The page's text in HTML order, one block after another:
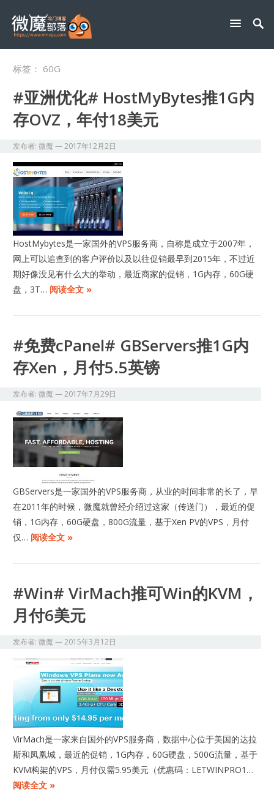
标签： 60G
#亚洲优化# HostMyBytes推1G内
存OVZ，年付18美元
发布者:微魔—2017年12月2日
HostMybytes是一家国外的VPS服务商，自称是成立于2007年，
网上可以追查到的客户评价以及以往促销最早到2015年，不过近
期好像没见有什么大的举动，最近商家的促销，1G内存，60G硬
盘，3T… 阅读全文 »
#免费cPanel# GBServers推1G内
存Xen，月付5.5英镑
发布者:微魔—2017年7月29日
GBServers是一家国外的VPS服务商，从业的时间非常的长了，早
在2011年的时候，微魔就曾经介绍过这家（传送门），最近的促
销，1G内存，60G硬盘，800G流量，基于Xen PV的VPS，月付
仅… 阅读全文 »
#Win# VirMach推可Win的KVM，
月付6美元
发布者:微魔—2015年3月12日
VirMach是一家来自国外的VPS服务商，数据中心位于美国的达拉
斯和凤凰城，最近的促销，1G内存，60G硬盘，500G流量，基于
KVM构架的VPS，月付仅需5.95美元（优惠码：LETWINPRO1…
阅读全文 »